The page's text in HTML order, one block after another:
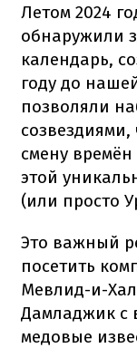
Летом 2024
обнаружили
календарь,
году до
позволяли
смену
этой
(или просто
Это важный
посетить
Мевлид-и-
Дамладжик с
медовые